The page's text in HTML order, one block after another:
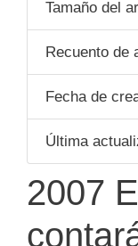
Tamaño del
Recuento de
Fecha de
Última
2007